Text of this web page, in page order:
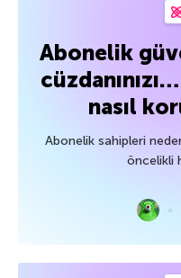
Abonelik
cüzdanınızı…
nasıl
Abonelik sahipleri
öncelikli